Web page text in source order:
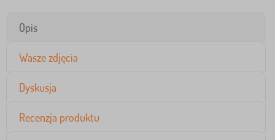
Opis
Wasze zdjęcia
Dyskusja
Recenzja produktu